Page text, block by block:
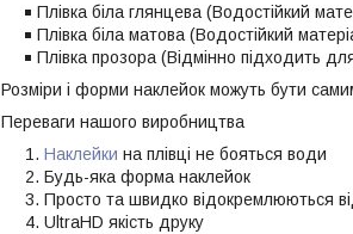
Плівка біла глянцева (Водостійкий
Плівка біла матова (Водостійкий
Плівка прозора (Відмінно підходить
Розміри і форми наклейок можуть бути
Переваги нашого виробництва
Наклейки на плівці не бояться води
Будь-яка форма наклейок
Просто та швидко відокремлюються
UltraHD якість друку